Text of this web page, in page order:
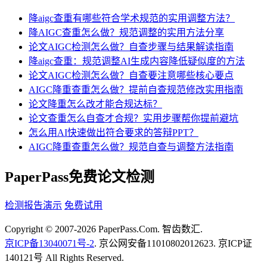
降aigc查重有哪些符合学术规范的实用调整方法？
降AIGC查重怎么做？规范调整的实用方法分享
论文AIGC检测怎么做？自查步骤与结果解读指南
降aigc查重：规范调整AI生成内容降低疑似度的方法
论文AIGC检测怎么做？自查要注意哪些核心要点
AIGC降重查重怎么做？提前自查规范修改实用指南
论文降重怎么改才能合规达标？
论文查重怎么自查才合规？实用步骤帮你提前避坑
怎么用AI快速做出符合要求的答辩PPT？
AIGC降重查重怎么做？规范自查与调整方法指南
PaperPass免费论文检测
检测报告演示 免费试用
Copyright © 2007-2026 PaperPass.Com. 智齿数汇.
京ICP备13040071号-2. 京公网安备11010802012623. 京ICP证
140121号 All Rights Reserved.